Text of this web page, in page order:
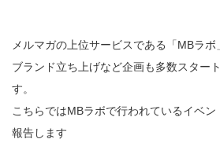
メルマガの上位サービスである「MBラボ
ブランド立ち上げなど企画も多数スター
す。
こちらではMBラボで行われているイベ
報告します